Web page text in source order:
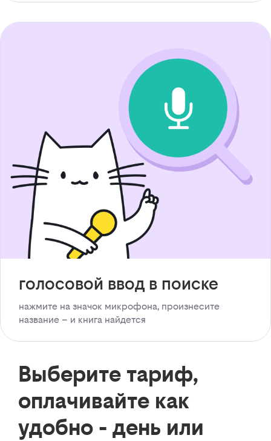
голосовой ввод в поиске
нажмите на значок микрофона, произнесите
название – и книга найдется
Выберите тариф,
оплачивайте как
удобно - день или